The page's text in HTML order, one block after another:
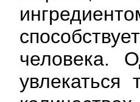
человека.